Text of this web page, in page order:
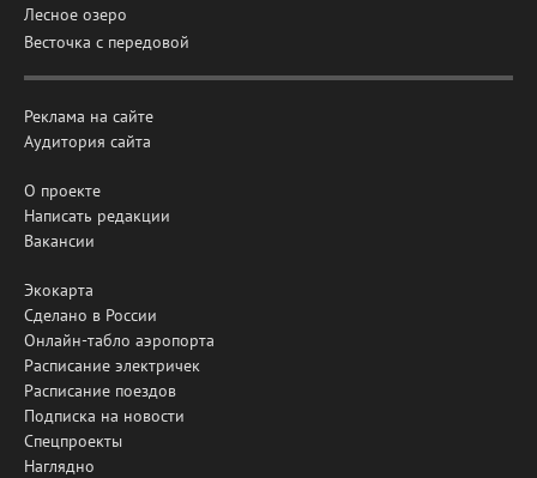
Лесное озеро
Весточка с передовой
Реклама на сайте
Аудитория сайта
О проекте
Написать редакции
Вакансии
Экокарта
Сделано в России
Онлайн-табло аэропорта
Расписание электричек
Расписание поездов
Подписка на новости
Спецпроекты
Наглядно